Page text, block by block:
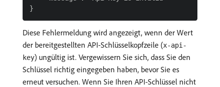
Diese Fehlermeldung wird angezeigt, wenn der Wert
der bereitgestellten API-Schlüsselkopfzeile (x-api-
key) ungültig ist. Vergewissern Sie sich, dass Sie den
Schlüssel richtig eingegeben haben, bevor Sie es
erneut versuchen. Wenn Sie Ihren API-Schlüssel nicht